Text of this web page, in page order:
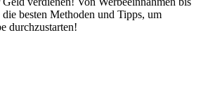
besten Methoden und Tipps, um
durchzustarten!